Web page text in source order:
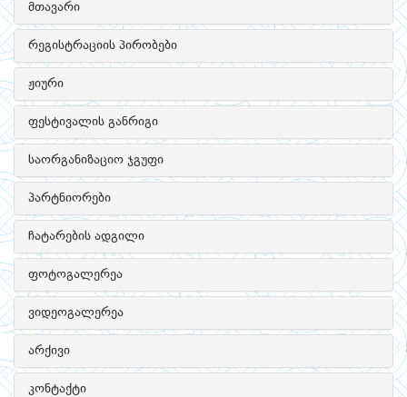
მთავარი
რეგისტრაციის პირობები
ჟიური
ფესტივალის განრიგი
საორგანიზაციო ჯგუფი
პარტნიორები
ჩატარების ადგილი
ფოტოგალერეა
ვიდეოგალერეა
არქივი
კონტაქტი